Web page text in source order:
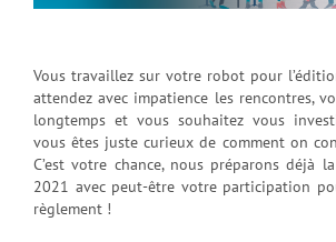
Vous travaillez sur votre robot pour
attendez avec impatience les rencontres,
longtemps et vous souhaitez vous
vous êtes juste curieux de comment on
C’est votre chance, nous préparons déjà
2021 avec peut-être votre participation
règlement !